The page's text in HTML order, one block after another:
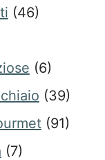
(46)
(6)
(39)
(91)
(7)